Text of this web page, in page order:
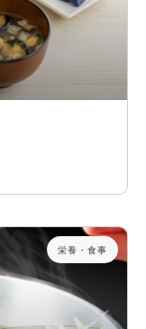
栄養・食事